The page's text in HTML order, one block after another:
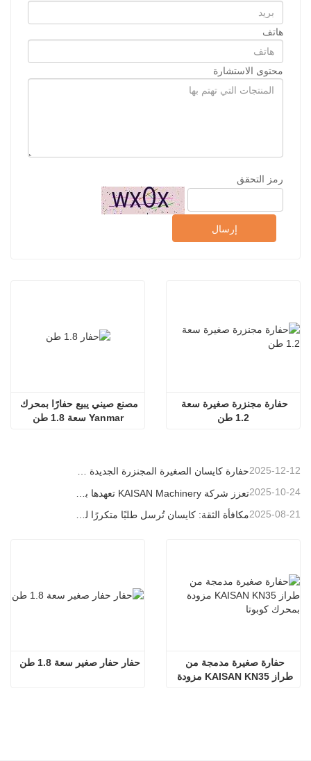
هاتف
محتوى الاستشارة
رمز التحقق
إرسال
Yanmar سعة 1.8 طن
1.2 طن
حفارة كايسان الصغيرة المجنزرة الجديدة بوزن 1.2 طن: تصميم بدون ذيل للعمليات في المساحات الضيقة 2025-12-12
2025-10-24
2025-08-21
حفار حفار صغير سعة 1.8 طن